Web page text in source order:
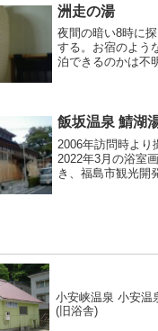
していざ浴室へ向
洲走の湯
夜間の暗い8時に
する。お宿のよう
泊できるのかは不
お風呂に入りにき
飯坂温泉 鯖湖
2006年訪問時より
2022年3月の浴室
き、福島市観光開
小安峡温泉 小安温
(旧浴舎)